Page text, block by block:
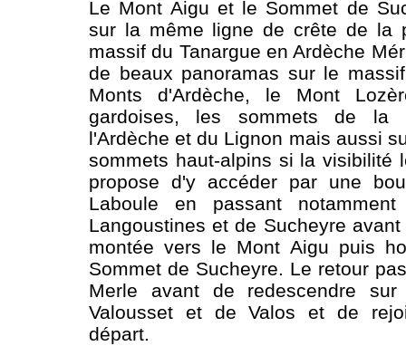
Le Mont Aigu et le Sommet de
sur la même ligne de crête de la
massif du Tanargue en Ardèche
de beaux panoramas sur le
Monts d'Ardèche, le Mont
gardoises, les sommets de la
l'Ardèche et du Lignon mais aussi
sommets haut-alpins si la visibilité
propose d'y accéder par une
Laboule en passant
Langoustines et de Sucheyre
montée vers le Mont Aigu puis
Sommet de Sucheyre. Le retour
Merle avant de redescendre
Valousset et de Valos et de
départ.